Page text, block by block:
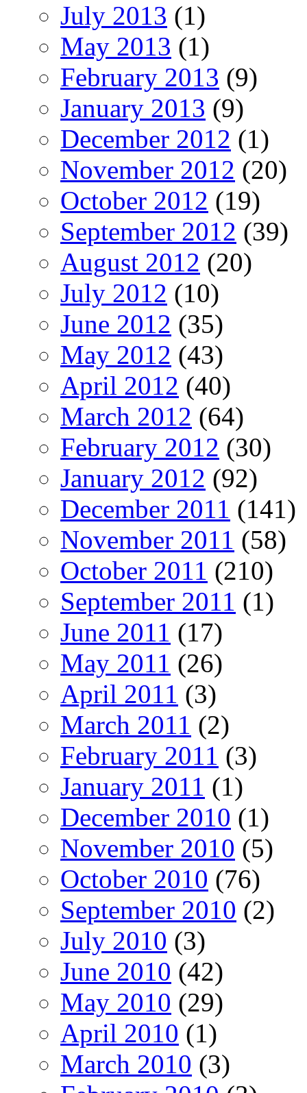
July 2013 (1)
May 2013 (1)
February 2013 (9)
January 2013 (9)
December 2012 (1)
November 2012 (20)
October 2012 (19)
September 2012 (39)
August 2012 (20)
July 2012 (10)
June 2012 (35)
May 2012 (43)
April 2012 (40)
March 2012 (64)
February 2012 (30)
January 2012 (92)
December 2011 (141)
November 2011 (58)
October 2011 (210)
September 2011 (1)
June 2011 (17)
May 2011 (26)
April 2011 (3)
March 2011 (2)
February 2011 (3)
January 2011 (1)
December 2010 (1)
November 2010 (5)
October 2010 (76)
September 2010 (2)
July 2010 (3)
June 2010 (42)
May 2010 (29)
April 2010 (1)
March 2010 (3)